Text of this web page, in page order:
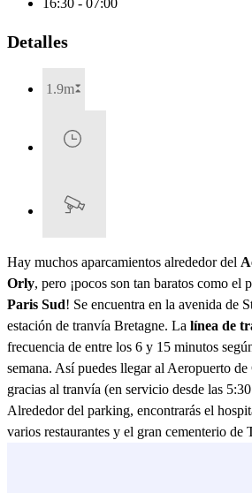
16:30 - 07:00
Detalles
1.9m
Hay muchos aparcamientos alrededor del
Orly, pero ¡pocos son tan baratos como el
Paris Sud! Se encuentra en la avenida de
estación de tranvía Bretagne. La línea de
frecuencia de entre los 6 y 15 minutos
semana. Así puedes llegar al Aeropuerto
gracias al tranvía (en servicio desde las
Alrededor del parking, encontrarás el
varios restaurantes y el gran cementerio de